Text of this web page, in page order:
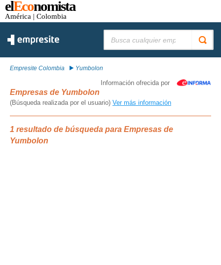
elEconomista
América | Colombia
Empresite Colombia Yumbolon
Información ofrecida por
Empresas de Yumbolon
(Búsqueda realizada por el usuario) Ver más información
1 resultado de búsqueda para Empresas de
Yumbolon